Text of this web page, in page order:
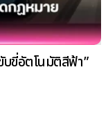
ขี่อัตโนมัติสีฟ้า”